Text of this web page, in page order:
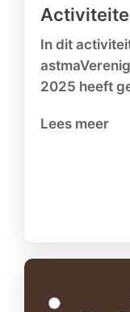
In dit
2025 heeft
Lees meer